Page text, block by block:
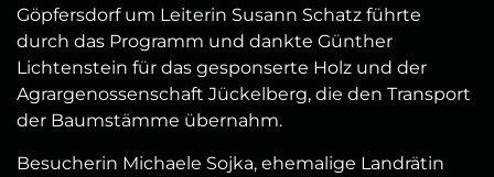
Göpfersdorf um Leiterin Susann Schatz führte
durch das Programm und dankte Günther
Lichtenstein für das gesponserte Holz und der
Agrargenossenschaft Jückelberg, die den Transport
der Baumstämme übernahm.
Besucherin Michaele Sojka, ehemalige Landrätin